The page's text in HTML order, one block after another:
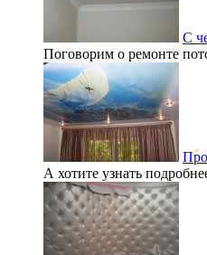
С
Поговорим о ремонте
А хотите узнать